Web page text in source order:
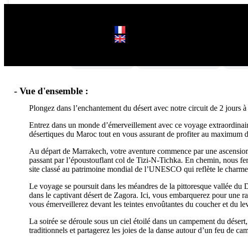
- Vue d'ensemble :
Plongez dans l’enchantement du désert avec notre circuit de 2 jours
Entrez dans un monde d’émerveillement avec ce voyage
désertiques du Maroc tout en vous assurant de profiter au maximum
Au départ de Marrakech, votre aventure commence par une
passant par l’époustouflant col de Tizi-N-Tichka. En chemin, nous
site classé au patrimoine mondial de l’UNESCO qui reflète le
Le voyage se poursuit dans les méandres de la pittoresque vallée
dans le captivant désert de Zagora. Ici, vous embarquerez pour une
vous émerveillerez devant les teintes envoûtantes du coucher et du
La soirée se déroule sous un ciel étoilé dans un campement du
traditionnels et partagerez les joies de la danse autour d’un feu de